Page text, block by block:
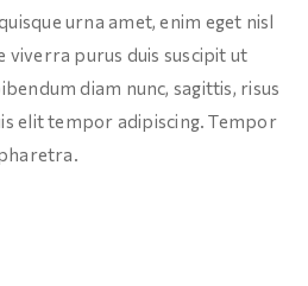
urna amet, enim eget nisl
viverra purus duis suscipit ut
diam nunc, sagittis, risus
elit tempor adipiscing. Tempor